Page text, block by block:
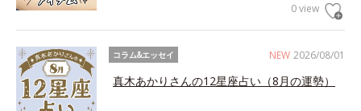
0 view
NEW 2026/08/01
コラム&エッセイ
真木あかりさんの12星座占い（8月の運勢）